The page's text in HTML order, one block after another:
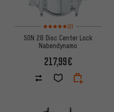
Bewertungen: 5 von 5
(2)
SON 28 Disc Center Lock
Nabendynamo
217,99€